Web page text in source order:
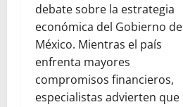
debate sobre la estrategia
económica del Gobierno de
México. Mientras el país
enfrenta mayores
compromisos financieros,
especialistas advierten que